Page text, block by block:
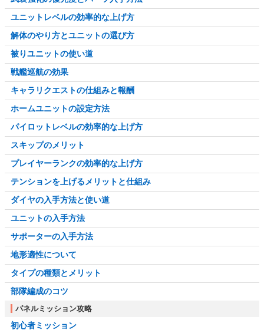
ユニットレベルの効率的な上げ方
解体のやり方とユニットの選び方
被りユニットの使い道
戦艦巡航の効果
キャラリクエストの仕組みと報酬
ホームユニットの設定方法
パイロットレベルの効率的な上げ方
スキップのメリット
プレイヤーランクの効率的な上げ方
テンションを上げるメリットと仕組み
ダイヤの入手方法と使い道
ユニットの入手方法
サポーターの入手方法
地形適性について
タイプの種類とメリット
部隊編成のコツ
パネルミッション攻略
初心者ミッション